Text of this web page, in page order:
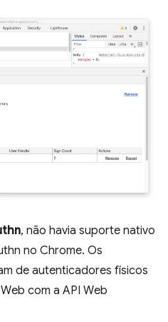
, não havia suporte nativo
no Chrome. Os
de autenticadores físicos
com a API Web